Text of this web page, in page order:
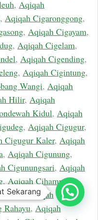
, Aqiqah
, Aqiqah Cigaronggong,
, Aqiqah Cigayam,
, Aqiqah Cigelam,
, Aqiqah Cigending,
, Aqiqah Cigintung,
Wangi, Aqiqah
Hilir, Aqiqah
Kidul, Aqiqah
, Aqiqah Cigugur,
Cigugur Kaler, Aqiqah
, Aqiqah Cigunung,
Cigunungsari, Aqiqah
,Aqiqah Cihampelas,
,Aqiqah
Rahayu, Aqiqah
Sekarang